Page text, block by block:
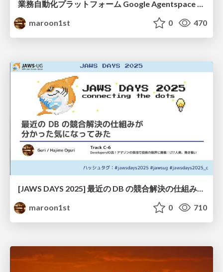
maroon1st
0 470
[JAWS DAYS 2025] 最近の DB の競合解決の仕組みが分かった気になってみた
maroon1st
0 710